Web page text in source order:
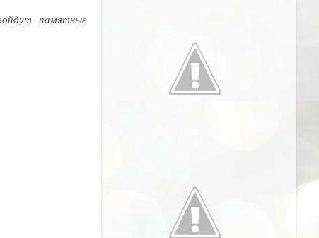
памятные